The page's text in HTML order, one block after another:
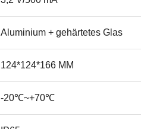
Aluminium + gehärtetes Glas
124*124*166 MM
-20℃~+70℃